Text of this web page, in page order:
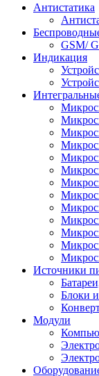
Антистатика
GSM/
Индикация
Источники
Блоки
Модули